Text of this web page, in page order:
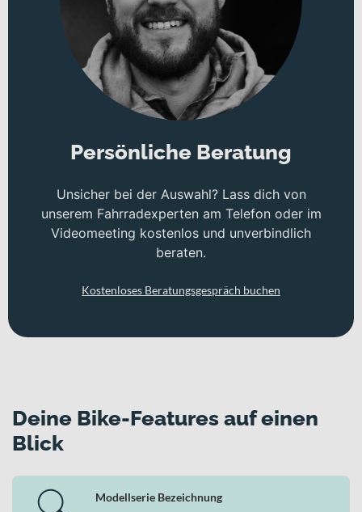
Persönliche Beratung
Unsicher bei der Auswahl? Lass dich von
unserem Fahrradexperten am Telefon oder im
Videomeeting kostenlos und unverbindlich
beraten.
Kostenloses Beratungsgespräch buchen
Deine Bike-Features auf einen
Blick
Modellserie Bezeichnung